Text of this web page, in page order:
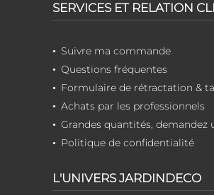
SERVICES ET RELATION
Suivre ma commande
Questions fréquentes
Formulaire de rétractation &
Achats par les professionnels
Grandes quantités, demandez
Politique de confidentialité
L'UNIVERS JARDINDECO